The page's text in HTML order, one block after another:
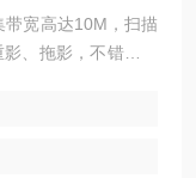
宽高达10M，扫描
、拖影，不错过每